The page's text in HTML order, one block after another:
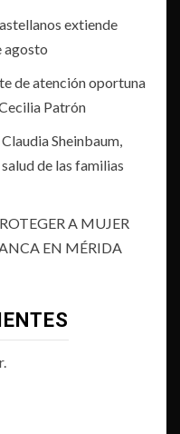
extiende
agosto
de atención oportuna
Patrón
Sheinbaum,
de las familias
A MUJER
EN MÉRIDA